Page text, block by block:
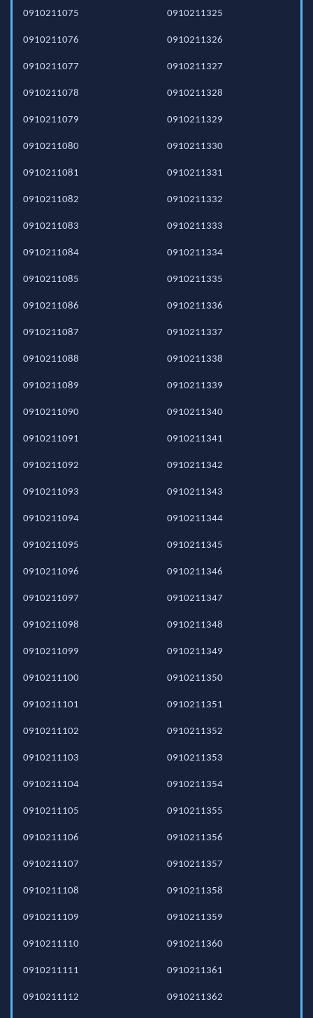
0910211075
0910211076
0910211077
0910211078
0910211079
0910211080
0910211081
0910211082
0910211083
0910211084
0910211085
0910211086
0910211087
0910211088
0910211089
0910211090
0910211091
0910211092
0910211093
0910211094
0910211095
0910211096
0910211097
0910211098
0910211099
0910211100
0910211101
0910211102
0910211103
0910211104
0910211105
0910211106
0910211107
0910211108
0910211109
0910211110
0910211111
0910211112
0910211325
0910211326
0910211327
0910211328
0910211329
0910211330
0910211331
0910211332
0910211333
0910211334
0910211335
0910211336
0910211337
0910211338
0910211339
0910211340
0910211341
0910211342
0910211343
0910211344
0910211345
0910211346
0910211347
0910211348
0910211349
0910211350
0910211351
0910211352
0910211353
0910211354
0910211355
0910211356
0910211357
0910211358
0910211359
0910211360
0910211361
0910211362